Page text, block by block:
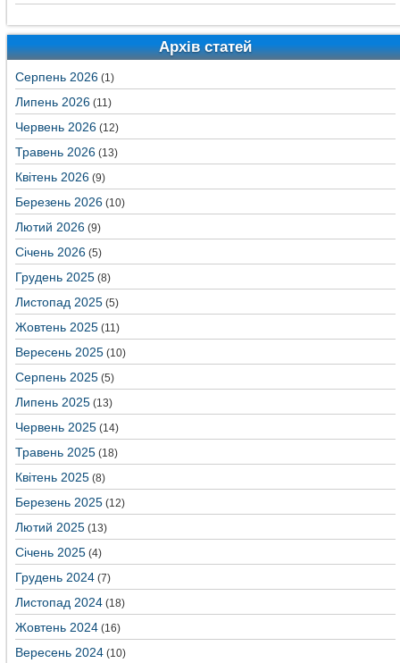
Архів статей
Серпень 2026 (1)
Липень 2026 (11)
Червень 2026 (12)
Травень 2026 (13)
Квітень 2026 (9)
Березень 2026 (10)
Лютий 2026 (9)
Січень 2026 (5)
Грудень 2025 (8)
Листопад 2025 (5)
Жовтень 2025 (11)
Вересень 2025 (10)
Серпень 2025 (5)
Липень 2025 (13)
Червень 2025 (14)
Травень 2025 (18)
Квітень 2025 (8)
Березень 2025 (12)
Лютий 2025 (13)
Січень 2025 (4)
Грудень 2024 (7)
Листопад 2024 (18)
Жовтень 2024 (16)
Вересень 2024 (10)